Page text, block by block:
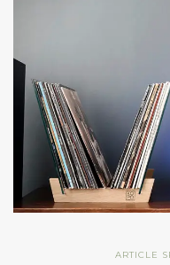
ARTICLE